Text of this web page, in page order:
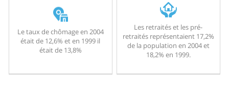
Le taux de chômage en 2004
était de 12,6% et en 1999 il
était de 13,8%
Les retraités et les pré-
retraités représentaient 17,2%
de la population en 2004 et
18,2% en 1999.